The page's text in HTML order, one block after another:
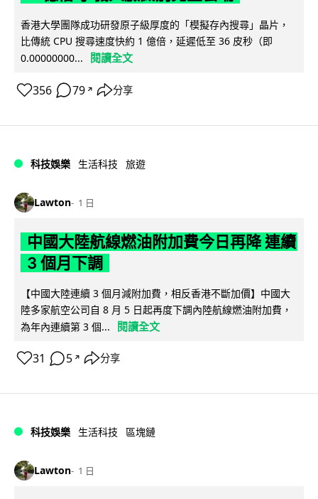
香港大學團隊成功研發原子級厚度的「模擬存內搜尋」晶片，
比傳統 CPU 搜尋速度快約 1 億倍，延遲低至 36 皮秒（即
0.00000000...
閱讀全文
356 79 ↗ 分享
科技娛樂 生活科技 旅遊
Lawton 1 日
中國大陸航線燃油附加費今日再降 連續
3 個月下調
【中國大陸連續 3 個月減附加費，相反香港不斷加價】中國大
陸多家航空公司自 8 月 5 日起再度下調內陸航線燃油附加費，
為年內連續第 3 個...
閱讀全文
31 5 ↗ 分享
科技娛樂 生活科技 區塊鏈
Lawton 1 日